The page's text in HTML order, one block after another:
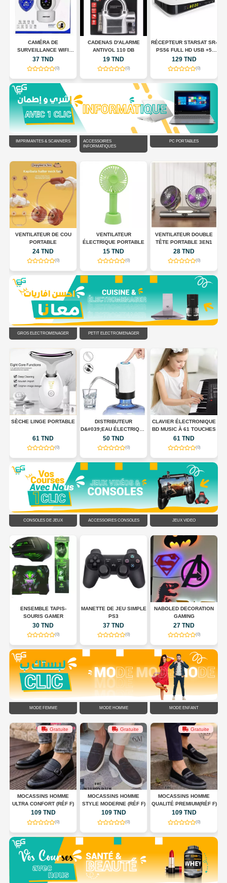
CAMÉRA DE
SURVEILLANCE WIFI
INTELLIGENTE JORTAN
JT-8183HJS
37 TND
(0)
CADENAS D'ALARME
ANTIVOL 110 DB
19 TND
(0)
RÉCEPTEUR STARSAT SR-
PS56 FULL HD USB +5
ABONNMONT
129 TND
(0)
IMPRIMANTES & SCANNERS
ACCESSOIRES
INFORMATIQUES
PC PORTABLES
VENTILATEUR DE COU
PORTABLE
24 TND
(0)
VENTILATEUR
ÉLECTRIQUE PORTABLE
15 TND
(0)
VENTILATEUR DOUBLE
TÊTE PORTABLE 3EN1
28 TND
(0)
GROS ÉLECTROMÉNAGER PETIT ÉLECTROMÉNAGER
SÈCHE LINGE PORTABLE
61 TND
(0)
DISTRIBUTEUR
D&#039;EAU ÉLECTRIQUE
PORTABLE USB
RECHARGEABLE
50 TND
(0)
CLAVIER ÉLECTRONIQUE
BD MUSIC À 61 TOUCHES
61 TND
(0)
CONSOLES DE JEUX ACCESSOIRES CONSOLES JEUX VIDÉO
ENSEMBLE TAPIS-
SOURIS GAMER
30 TND
(0)
MANETTE DE JEU SIMPLE
PS3
37 TND
(0)
NABOLED DECORATION
GAMING
27 TND
(0)
MODE FEMME MODE HOMME MODE ENFANT
Gratuite
MOCASSINS HOMME
ULTRA CONFORT (RÉF F)
109 TND
(0)
Gratuite
MOCASSINS HOMME
STYLE MODERNE (RÉF F)
109 TND
(0)
Gratuite
MOCASSINS HOMME
QUALITÉ PREMIUM(RÉF F)
109 TND
(0)